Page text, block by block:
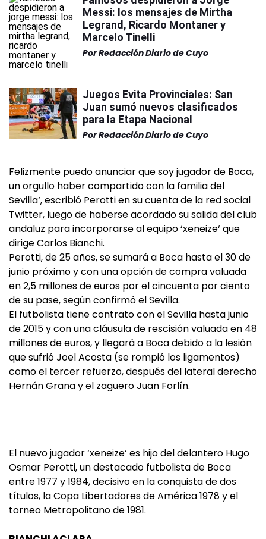
Messi: los mensajes de Mirtha
Legrand, Ricardo Montaner y
Marcelo Tinelli
PorRedacción Diario de Cuyo
Juegos Evita Provinciales: San
Juan sumó nuevos clasificados
para la Etapa Nacional
PorRedacción Diario de Cuyo
Felizmente puedo anunciar que soy jugador de Boca,
un orgullo haber compartido con la familia del
Sevilla‘, escribió Perotti en su cuenta de la red social
Twitter, luego de haberse acordado su salida del club
andaluz para incorporarse al equipo ‘xeneize‘ que
dirige Carlos Bianchi.
Perotti, de 25 años, se sumará a Boca hasta el 30 de
junio próximo y con una opción de compra valuada
en 2,5 millones de euros por el cincuenta por ciento
de su pase, según confirmó el Sevilla.
El futbolista tiene contrato con el Sevilla hasta junio
de 2015 y con una cláusula de rescisión valuada en 48
millones de euros, y llegará a Boca debido a la lesión
que sufrió Joel Acosta (se rompió los ligamentos)
como el tercer refuerzo, después del lateral derecho
Hernán Grana y el zaguero Juan Forlín.
El nuevo jugador ‘xeneize‘ es hijo del delantero Hugo
Osmar Perotti, un destacado futbolista de Boca
entre 1977 y 1984, decisivo en la conquista de dos
títulos, la Copa Libertadores de América 1978 y el
torneo Metropolitano de 1981.